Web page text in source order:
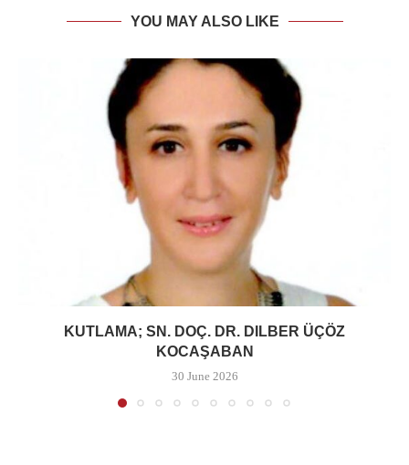
YOU MAY ALSO LIKE
KUTLAMA; SN. DOÇ. DR. DILBER ÜÇÖZ
KOCAŞABAN
30 June 2026